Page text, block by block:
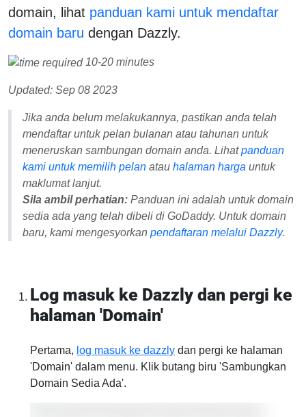
domain, lihat panduan kami untuk mendaftar
domain baru dengan Dazzly.
10-20 minutes
Updated: Sep 08 2023
Jika anda belum melakukannya, pastikan anda telah
mendaftar untuk pelan bulanan atau tahunan untuk
meneruskan sambungan domain anda. Lihatpanduan
kami untuk memilih pelan atau halaman harga untuk
maklumat lanjut.
Sila ambil perhatian: Panduan ini adalah untuk domain
sedia ada yang telah dibeli di GoDaddy. Untuk domain
baru, kami mengesyorkan pendaftaran melalui Dazzly.
Log masuk ke Dazzly dan pergi ke
halaman 'Domain'
Pertama, log masuk ke dazzly dan pergi ke halaman
'Domain' dalam menu. Klik butang biru 'Sambungkan
Domain Sedia Ada'.